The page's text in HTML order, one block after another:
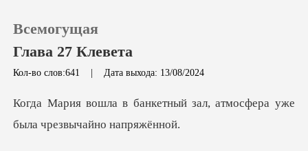
0
Всемогущая
Глава 27 Клевета
Кол-во слов:641 | Дата выхода: 13/08/2024
ный зал, атмосфера уже
был